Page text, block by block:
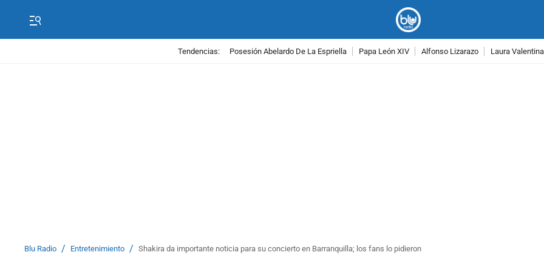
Tendencias: Posesión Abelardo De La Espriella Papa León XIV Alfonso Lizarazo Laura
Blu Radio / Entretenimiento / Shakira da importante noticia para su concierto en Barranquilla; los fans lo pidieron